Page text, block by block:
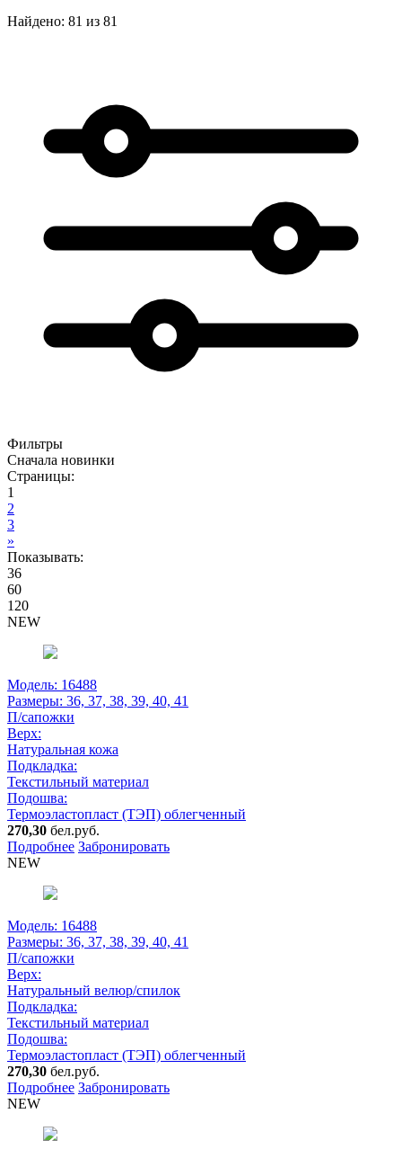
Найдено: 81 из 81
Фильтры
Сначала новинки
Страницы:
1
2
3
»
Показывать:
36
60
120
NEW
Модель: 16488
Размеры: 36, 37, 38, 39, 40, 41
П/сапожки
Верх:
Натуральная кожа
Подкладка:
Текстильный материал
Подошва:
Термоэластопласт (ТЭП) облегченный
270,30 бел.руб.
Подробнее Забронировать
NEW
Модель: 16488
Размеры: 36, 37, 38, 39, 40, 41
П/сапожки
Верх:
Натуральный велюр/спилок
Подкладка:
Текстильный материал
Подошва:
Термоэластопласт (ТЭП) облегченный
270,30 бел.руб.
Подробнее Забронировать
NEW